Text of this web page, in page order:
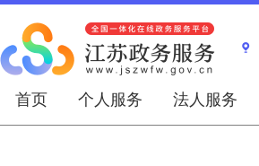
首页 个人服务 法人服务